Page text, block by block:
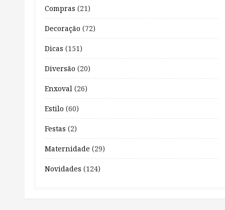
Compras (21)
Decoração (72)
Dicas (151)
Diversão (20)
Enxoval (26)
Estilo (60)
Festas (2)
Maternidade (29)
Novidades (124)